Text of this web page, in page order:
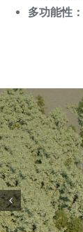
多功能性：